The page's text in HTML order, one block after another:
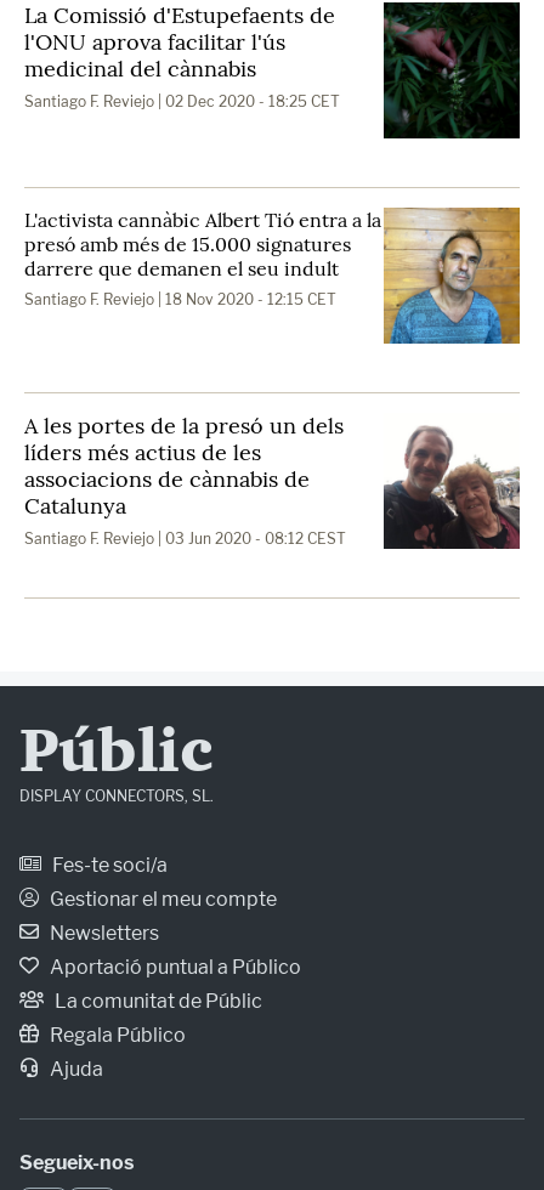
La Comissió d'Estupefaents de
l'ONU aprova facilitar l'ús
medicinal del cànnabis
Santiago F. Reviejo | 02 Dec 2020 - 18:25 CET
L'activista cannàbic Albert Tió entra a la
presó amb més de 15.000 signatures
darrere que demanen el seu indult
Santiago F. Reviejo | 18 Nov 2020 - 12:15 CET
A les portes de la presó un dels
líders més actius de les
associacions de cànnabis de
Catalunya
Santiago F. Reviejo | 03 Jun 2020 - 08:12 CEST
Públic
DISPLAY CONNECTORS, SL.
Fes-te soci/a
Gestionar el meu compte
Newsletters
Aportació puntual a Público
La comunitat de Públic
Regala Público
Ajuda
Segueix-nos